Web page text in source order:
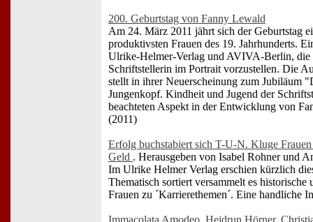
200. Geburtstag von Fanny Lewald
Am 24. März 2011 jährt sich der Geburtstag
produktivsten Frauen des 19. Jahrhunderts.
Ulrike-Helmer-Verlag und AVIVA-Berlin, die
Schriftstellerin im Portrait vorzustellen. Die
stellt in ihrer Neuerscheinung zum Jubiläum
Jungenkopf. Kindheit und Jugend der
beachteten Aspekt in der Entwicklung von
(2011)
Erfolg buchstabiert sich T-U-N. Kluge
Geld . Herausgeben von Isabel Rohner und
Im Ulrike Helmer Verlag erschien kürzlich
Thematisch sortiert versammelt es
Frauen zu ´Karrierethemen´. Eine handliche
Immacolata Amodeo, Heidrun Hörner,